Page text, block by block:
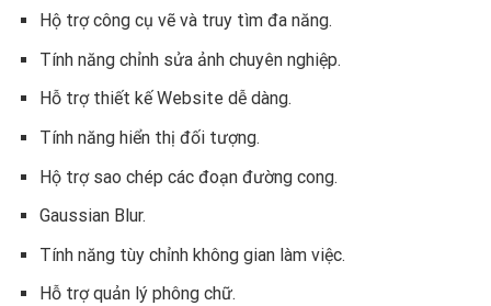
Hộ trợ công cụ vẽ và truy tìm đa năng.
Tính năng chỉnh sửa ảnh chuyên nghiệp.
Hỗ trợ thiết kế Website dễ dàng.
Tính năng hiển thị đối tượng.
Hộ trợ sao chép các đoạn đường cong.
Gaussian Blur.
Tính năng tùy chỉnh không gian làm việc.
Hỗ trợ quản lý phông chữ.